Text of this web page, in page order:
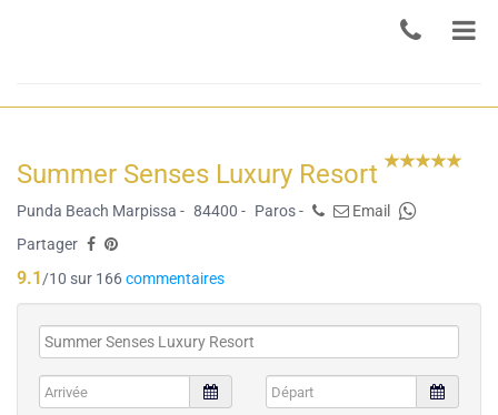
Summer Senses Luxury Resort
Punda Beach Marpissa - 84400 - Paros -
Email
Partager
9.1/10 sur 166commentaires